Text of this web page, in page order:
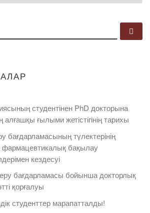
студентінен PhD докторына
ғылыми жетістігінің тарихы
бағдарламасының түлектерінің
бақылау
кездесуі
бағдарламасы бойынша докторлық
қорғалуы
студенттер марапатталды!